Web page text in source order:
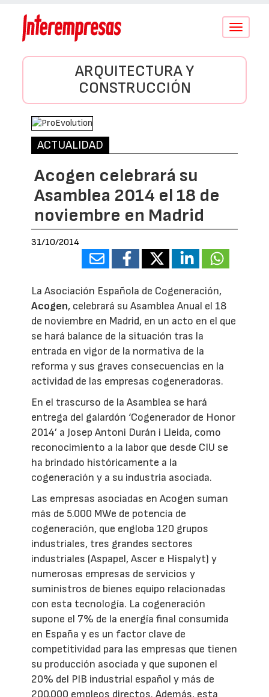
Conmutar
ARQUITECTURA Y
CONSTRUCCIÓN
ACTUALIDAD
Acogen celebrará su
Asamblea 2014 el 18 de
noviembre en Madrid
31/10/2014
La Asociación Española de Cogeneración,
Acogen, celebrará su Asamblea Anual el 18
de noviembre en Madrid, en un acto en el que
se hará balance de la situación tras la
entrada en vigor de la normativa de la
reforma y sus graves consecuencias en la
actividad de las empresas cogeneradoras.
En el trascurso de la Asamblea se hará
entrega del galardón ‘Cogenerador de Honor
2014’ a Josep Antoni Durán i Lleida, como
reconocimiento a la labor que desde CIU se
ha brindado históricamente a la
cogeneración y a su industria asociada.
Las empresas asociadas en Acogen suman
más de 5.000 MWe de potencia de
cogeneración, que engloba 120 grupos
industriales, tres grandes sectores
industriales (Aspapel, Ascer e Hispalyt) y
numerosas empresas de servicios y
suministros de bienes equipo relacionadas
con esta tecnología. La cogeneración
supone el 7% de la energía final consumida
en España y es un factor clave de
competitividad para las empresas que tienen
su producción asociada y que suponen el
20% del PIB industrial español y más de
200.000 empleos directos. Además, esta